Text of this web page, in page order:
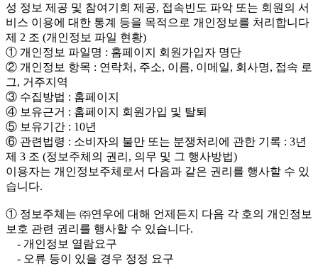
성 정보 제공 및 참여기회 제공, 접속빈도 파악 또는 회원의 서
비스 이용에 대한 통계 등을 목적으로 개인정보를 처리합니다
제 2 조 (개인정보 파일 현황)
① 개인정보 파일명 : 홈페이지 회원가입자 명단
② 개인정보 항목 : 연락처, 주소, 이름, 이메일, 회사명, 접속 로
그, 거주지역
③ 수집방법 : 홈페이지
④ 보유근거 : 홈페이지 회원가입 및 탈퇴
⑤ 보유기간 : 10년
⑥ 관련법령 : 소비자의 불만 또는 분쟁처리에 관한 기록 : 3년
제 3 조 (정보주체의 권리, 의무 및 그 행사방법)
이용자는 개인정보주체로서 다음과 같은 권리를 행사할 수 있
습니다.
① 정보주체는 ㈜연우에 대해 언제든지 다음 각 호의 개인정보
보호 관련 권리를 행사할 수 있습니다.
- 개인정보 열람요구
- 오류 등이 있을 경우 정정 요구